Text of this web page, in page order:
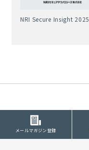
NRI Secure Insight 2025
メールマガジン登録